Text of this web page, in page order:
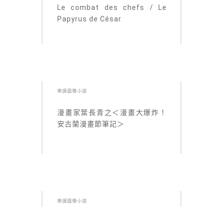
Le combat des chefs / Le
Papyrus de César
漫畫家葉長青之＜漫畫大爆炸！
安古蘭漫畫節筆記＞
樂讀圖像小說
樂讀圖像小說